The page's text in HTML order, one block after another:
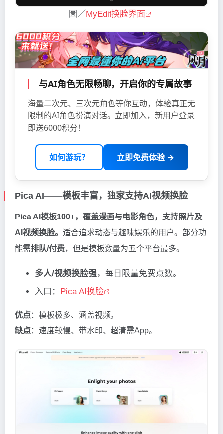
圖／MyEdit换脸界面
与AI角色无限畅聊，开启你的专属故事
海量二次元、三次元角色等你互动，体验真正无
限制的AI角色扮演对话。立即加入，新用户登录
即送6000积分！
如何游玩？ 立即免费体验 →
Pica AI——模板丰富，独家支持AI视频换脸
Pica AI模板100+，覆盖漫画与电影角色，支持照片及
AI视频换脸。 适合追求动态与趣味娱乐的用户。部分功
能需排队/付费，但是模板数量为五个平台最多。
多人/视频换脸强，每日限量免费点数。
入口：
Pica AI换脸
优点：模板极多、涵盖视频。
缺点：速度较慢、带水印、超清需App。